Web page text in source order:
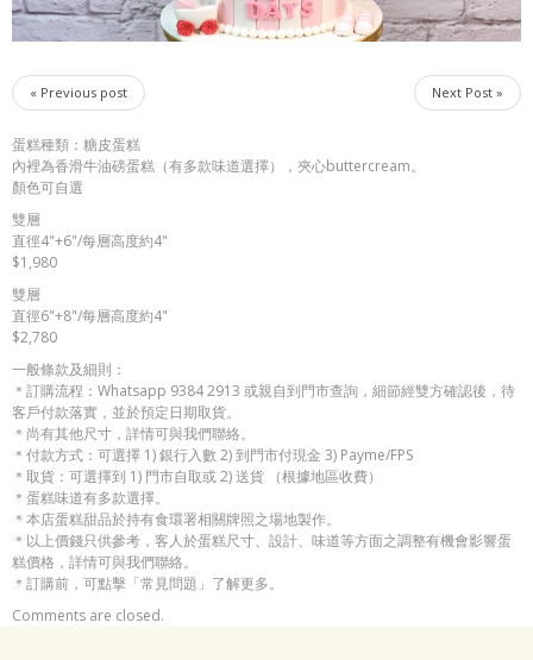
« Previous post Next Post »
蛋糕種類：糖皮蛋糕
內裡為香滑牛油磅蛋糕（有多款味道選擇），夾心buttercream。
顏色可自選
雙層
直徑4"+6"/每層高度約4"
$1,980
雙層
直徑6"+8"/每層高度約4"
$2,780
一般條款及細則：
＊訂購流程：Whatsapp 9384 2913 或親自到門市查詢，細節經雙方確認後，待
客戶付款落實，並於預定日期取貨。
＊尚有其他尺寸，詳情可與我們聯絡。
＊付款方式：可選擇 1) 銀行入數 2) 到門市付現金 3) Payme/FPS
＊取貨：可選擇到 1) 門市自取或 2) 送貨 （根據地區收費）
＊蛋糕味道有多款選擇。
＊本店蛋糕甜品於持有食環署相關牌照之場地製作。
＊以上價錢只供參考，客人於蛋糕尺寸、設計、味道等方面之調整有機會影響蛋
糕價格，詳情可與我們聯絡。
＊訂購前，可點擊「常見問題」了解更多。
Comments are closed.